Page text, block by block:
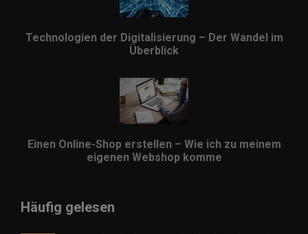
Technologien der Digitalisierung – Der Wandel im
Überblick
Einen Online-Shop erstellen – Wie ich zu meinem
eigenen Webshop komme
Häufig gelesen